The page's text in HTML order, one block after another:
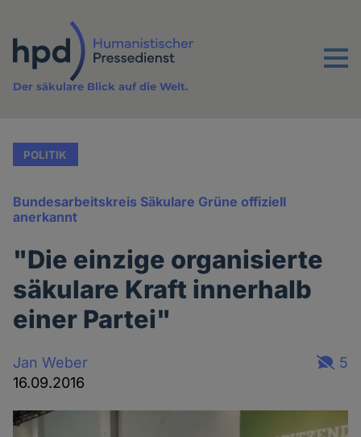
Inhalt
Menu
Der säkulare Blick auf die Welt.
POLITIK
Bundesarbeitskreis Säkulare Grüne offiziell
anerkannt
"Die einzige organisierte
säkulare Kraft innerhalb
einer Partei"
Jan Weber
16.09.2016
5